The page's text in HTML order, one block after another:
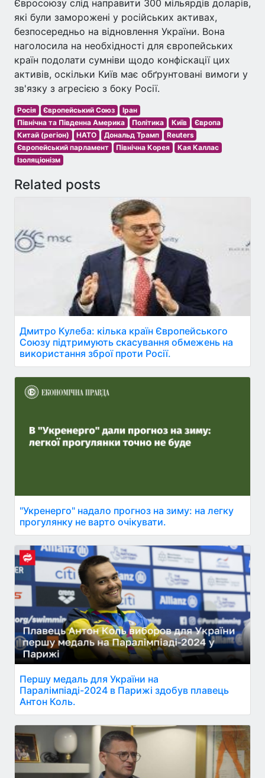
Євросоюзу слід направити 300 мільярдів доларів,
які були заморожені у російських активах,
безпосередньо на відновлення України. Вона
наголосила на необхідності для європейських
країн подолати сумніви щодо конфіскації цих
активів, оскільки Київ має обґрунтовані вимоги у
зв'язку з агресією з боку Росії.
Росія Європейський Союз
Іран
Північна та Південна Америка
Політика Київ
Європа
Китай (регіон)
НАТО Дональд Трамп
Reuters
Європейський парламент
Північна Корея
Кая Каллас
Ізоляціонізм
Related posts
Дмитро Кулеба: кілька країн Європейського
Союзу підтримують скасування обмежень на
використання зброї проти Росії.
"Укренерго" надало прогноз на зиму: на легку
прогулянку не варто очікувати.
Першу медаль для України на
Паралімпіаді-2024 в Парижі здобув плавець
Антон Коль.